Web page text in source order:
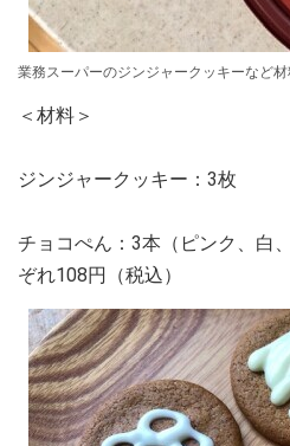
業務スーパーのジンジャークッキーなど
＜材料＞
ジンジャークッキー：3枚
チョコぺん：3本（ピンク、白
ぞれ108円（税込）